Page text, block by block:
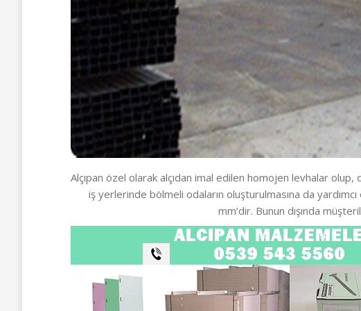
Alçıpan özel olarak alçıdan imal edilen homojen levhalar olup,
iş yerlerinde bölmeli odaların oluşturulmasına da
mm’dir. Bunun dışında